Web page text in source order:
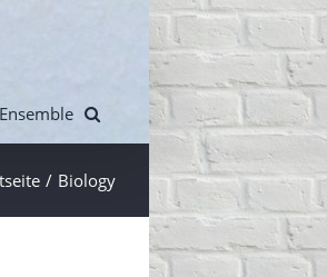
/ Biology